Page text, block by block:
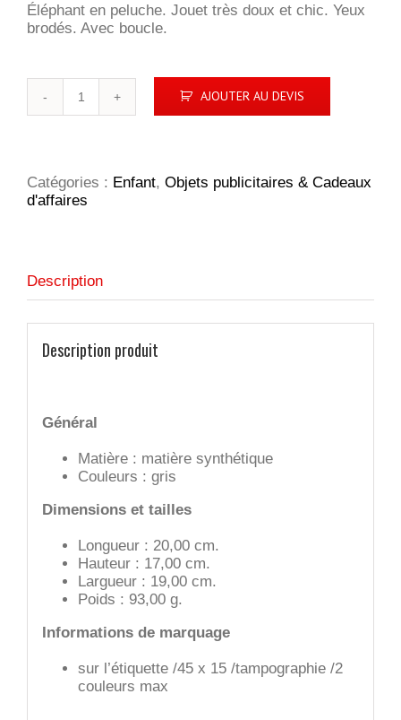
Éléphant en peluche. Jouet très doux et chic. Yeux
brodés. Avec boucle.
peluche
AJOUTER AU DEVIS
Catégories : Enfant, Objets publicitaires & Cadeaux
d'affaires
Description
Description produit
Général
Matière : matière synthétique
Couleurs : gris
Dimensions et tailles
Longueur : 20,00 cm.
Hauteur : 17,00 cm.
Largueur : 19,00 cm.
Poids : 93,00 g.
Informations de marquage
sur l’étiquette /45 x 15 /tampographie /2
couleurs max